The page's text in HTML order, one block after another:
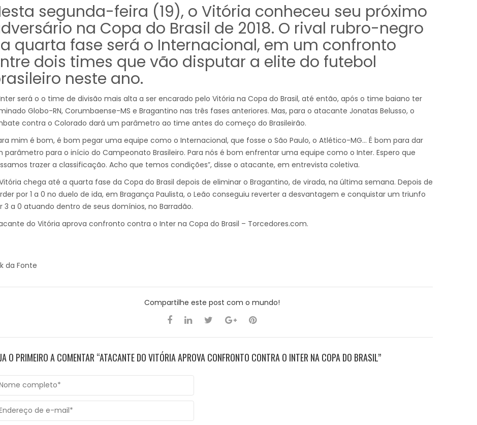
segunda-feira (19), o Vitória conheceu seu próximo
na Copa do Brasil de 2018. O rival rubro-negro
quarta fase será o Internacional, em um confronto
dois times que vão disputar a elite do futebol
neste ano.
será o o time de divisão mais alta a ser encarado pelo Vitória na Copa do Brasil, até então, após o time baiano ter
Globo-RN, Corumbaense-MS e Bragantino nas três fases anteriores. Mas, para o atacante Jonatas Belusso, o
contra o Colorado dará um parâmetro ao time antes do começo do Brasileirão.
mim é bom, é bom pegar uma equipe como o Internacional, que fosse o São Paulo, o Atlético-MG… É bom para dar
parâmetro para o início do Campeonato Brasileiro. Para nós é bom enfrentar uma equipe como o Inter. Espero que
trazer a classificação. Acho que temos condições”, disse o atacante, em entrevista coletiva.
chega até a quarta fase da Copa do Brasil depois de eliminar o Bragantino, de virada, na última semana. Depois de
por 1 a 0 no duelo de ida, em Bragança Paulista, o Leão conseguiu reverter a desvantagem e conquistar um triunfo
3 a 0 atuando dentro de seus domínios, no Barradão.
do Vitória aprova confronto contra o Inter na Copa do Brasil – Torcedores.com.
da Fonte
Compartilhe este post com o mundo!
O PRIMEIRO A COMENTAR “ATACANTE DO VITÓRIA APROVA CONFRONTO CONTRA O INTER NA COPA DO BRASIL”